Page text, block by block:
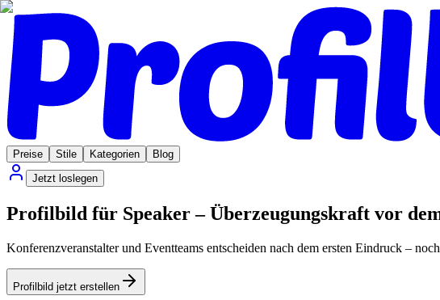
Preise Stile Kategorien
Blog
Jetzt loslegen
Profilbild für Speaker – Überzeugungskraft vor
Konferenzveranstalter und Eventteams entscheiden nach dem ersten Eindruck –
Profilbild jetzt erstellen